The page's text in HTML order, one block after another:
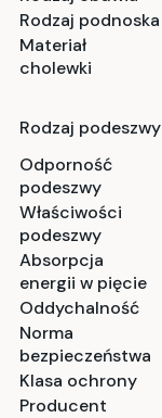
Rodzaj podnoska
Materiał
cholewki
Rodzaj podeszwy
Odporność
podeszwy
Właściwości
podeszwy
Absorpcja
energii w pięcie
Oddychalność
Norma
bezpieczeństwa
Klasa ochrony
Producent